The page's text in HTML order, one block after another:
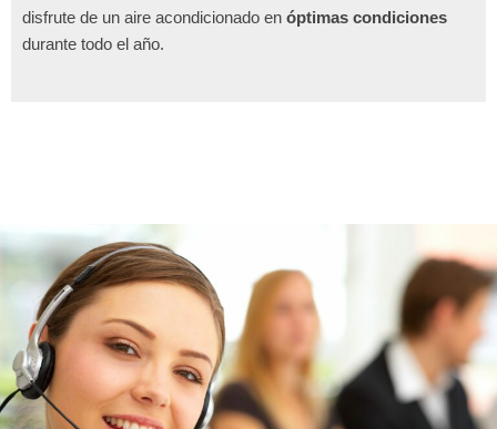
disfrute de un aire acondicionado en óptimas condiciones
durante todo el año.